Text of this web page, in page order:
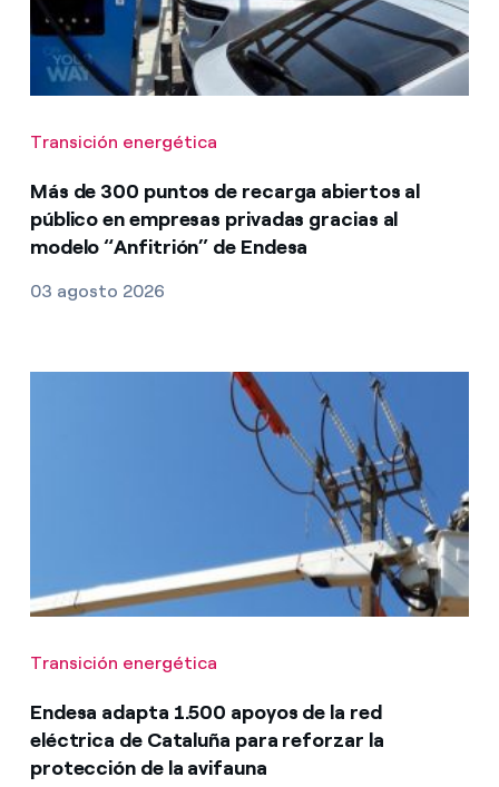
Transición energética
Más de 300 puntos de recarga abiertos al
público en empresas privadas gracias al
modelo “Anfitrión” de Endesa
03 agosto 2026
Transición energética
Endesa adapta 1.500 apoyos de la red
eléctrica de Cataluña para reforzar la
protección de la avifauna